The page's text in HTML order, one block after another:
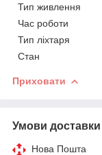
Тип живлення
Час роботи
Тип ліхтаря
Стан
Приховати
Умови доставки
Нова Пошта